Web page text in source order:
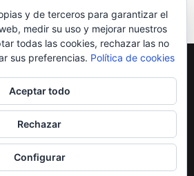
Química en casa.com
y de terceros para garantizar el
medir su uso y mejorar nuestros
todas las cookies, rechazar las no
sus preferencias. Política de cookies
Aceptar todo
Rechazar
Configurar